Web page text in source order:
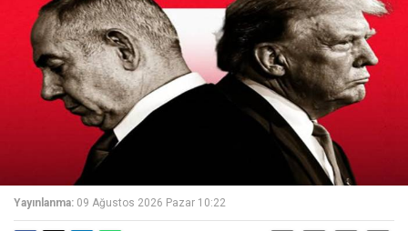
Yayınlanma: 09 Ağustos 2026 Pazar 10:22